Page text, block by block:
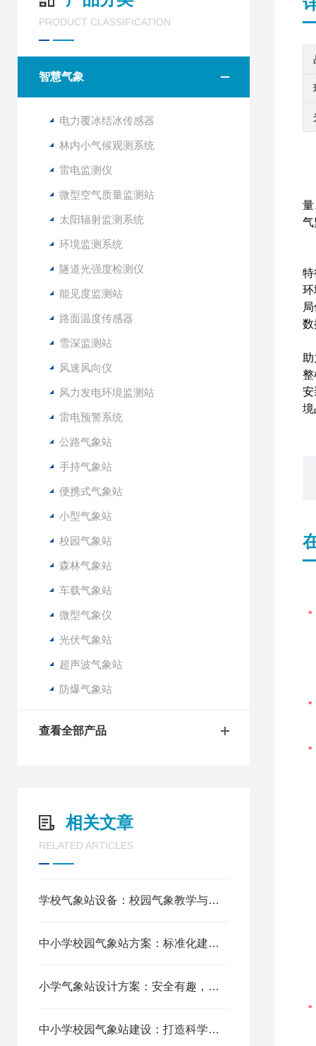
PRODUCT CLASSIFICATION
智慧气象
电力覆冰结冰传感器
林内小气候观测系统
雷电监测仪
微型空气质量监测站
太阳辐射监测系统
环境监测系统
隧道光强度检测仪
能见度监测站
路面温度传感器
雪深监测站
风速风向仪
风力发电环境监测站
雷电预警系统
公路气象站
手持气象站
便携式气象站
小型气象站
校园气象站
森林气象站
车载气象站
微型气象仪
光伏气象站
超声波气象站
防爆气象站
查看全部产品
相关文章
RELATED ARTICLES
学校气象站设备：校园气象教学与实践的核心装备
中小学校园气象站方案：标准化建设，赋能科学教育创新实践
小学气象站设计方案：安全有趣，为儿童打造科学探索空间
中小学校园气象站建设：打造科学实践基地，提升学生科学素养
量
气
特
环
数
整
安
境